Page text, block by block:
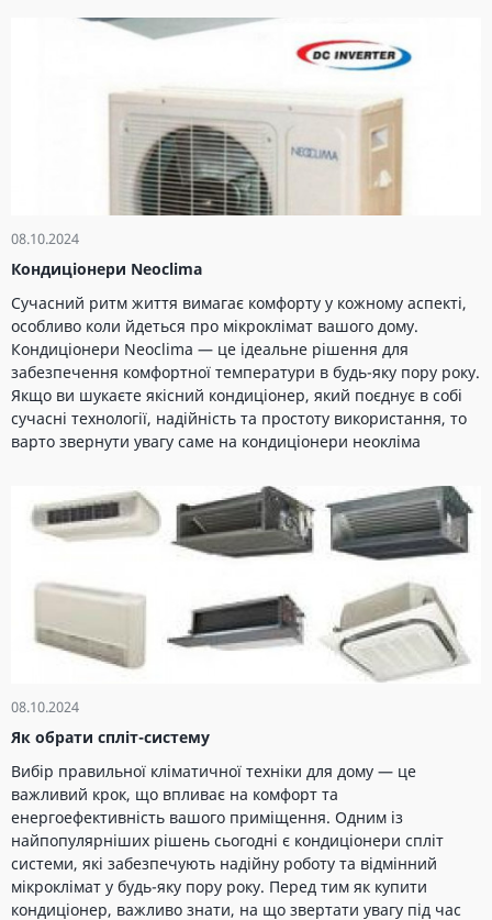
08.10.2024
Кондиціонери Neoclima
Сучасний ритм життя вимагає комфорту у кожному аспекті,
особливо коли йдеться про мікроклімат вашого дому.
Кондиціонери Neoclima — це ідеальне рішення для
забезпечення комфортної температури в будь-яку пору року.
Якщо ви шукаєте якісний кондиціонер, який поєднує в собі
сучасні технології, надійність та простоту використання, то
варто звернути увагу саме на кондиціонери неокліма
08.10.2024
Як обрати спліт-систему
Вибір правильної кліматичної техніки для дому — це
важливий крок, що впливає на комфорт та
енергоефективність вашого приміщення. Одним із
найпопулярніших рішень сьогодні є кондиціонери спліт
системи, які забезпечують надійну роботу та відмінний
мікроклімат у будь-яку пору року. Перед тим як купити
кондиціонер, важливо знати, на що звертати увагу під час